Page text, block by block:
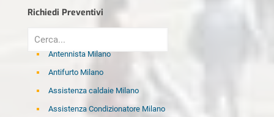
Richiedi Preventivi
Antennista Milano
Antifurto Milano
Assistenza caldaie Milano
Assistenza Condizionatore Milano